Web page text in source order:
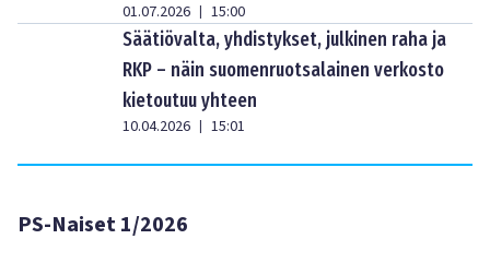
01.07.2026 | 15:00
Säätiövalta, yhdistykset, julkinen raha ja
RKP – näin suomenruotsalainen verkosto
kietoutuu yhteen
10.04.2026 | 15:01
PS-Naiset 1/2026